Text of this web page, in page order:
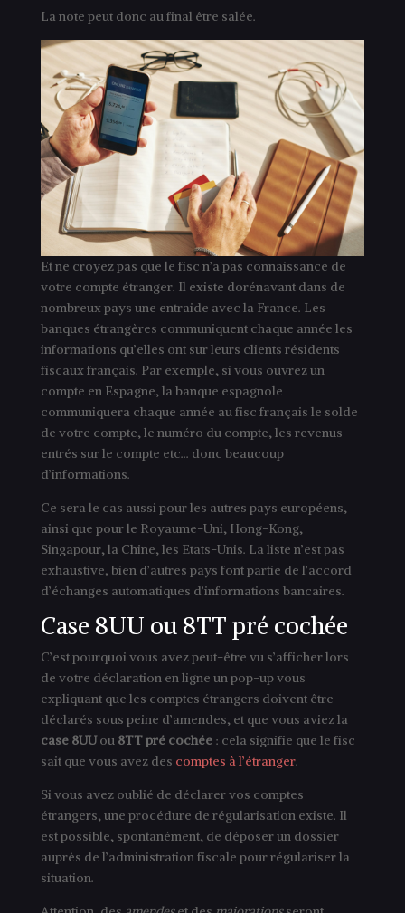
La note peut donc au final être salée.
Et ne croyez pas que le fisc n’a pas connaissance de
votre compte étranger. Il existe dorénavant dans de
nombreux pays une entraide avec la France. Les
banques étrangères communiquent chaque année les
informations qu’elles ont sur leurs clients résidents
fiscaux français. Par exemple, si vous ouvrez un
compte en Espagne, la banque espagnole
communiquera chaque année au fisc français le solde
de votre compte, le numéro du compte, les revenus
entrés sur le compte etc… donc beaucoup
d’informations.
Ce sera le cas aussi pour les autres pays européens,
ainsi que pour le Royaume-Uni, Hong-Kong,
Singapour, la Chine, les Etats-Unis. La liste n’est pas
exhaustive, bien d’autres pays font partie de l’accord
d’échanges automatiques d’informations bancaires.
Case 8UU ou 8TT pré cochée
C’est pourquoi vous avez peut-être vu s’afficher lors
de votre déclaration en ligne un pop-up vous
expliquant que les comptes étrangers doivent être
déclarés sous peine d’amendes, et que vous aviez la
case 8UUou 8TT pré cochée: cela signifie que le fisc
sait que vous avez des comptes à l’étranger.
Si vous avez oublié de déclarer vos comptes
étrangers, une procédure de régularisation existe. Il
est possible, spontanément, de déposer un dossier
auprès de l’administration fiscale pour régulariser la
situation.